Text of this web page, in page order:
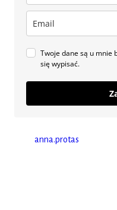
Twoje dane są u mnie
się wypisać.
anna.protas